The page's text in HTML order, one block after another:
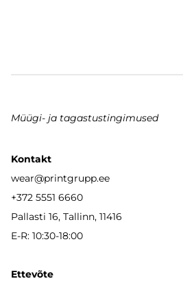
Müügi- ja tagastustingimused
Kontakt
wear@printgrupp.ee
+372 5551 6660
Pallasti 16, Tallinn, 11416
E-R: 10:30-18:00
Ettevõte